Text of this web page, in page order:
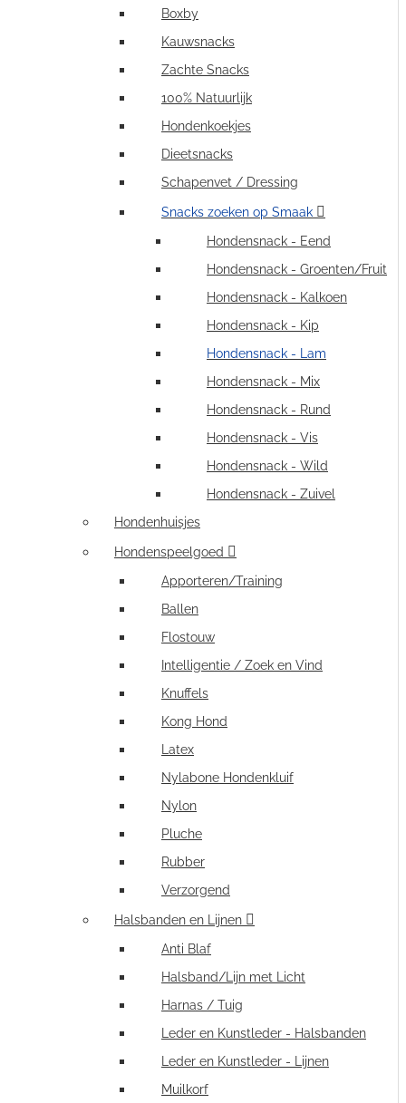
Boxby
Kauwsnacks
Zachte Snacks
100% Natuurlijk
Hondenkoekjes
Dieetsnacks
Schapenvet / Dressing
Snacks zoeken op Smaak
Hondensnack - Eend
Hondensnack - Groenten/Fruit
Hondensnack - Kalkoen
Hondensnack - Kip
Hondensnack - Lam
Hondensnack - Mix
Hondensnack - Rund
Hondensnack - Vis
Hondensnack - Wild
Hondensnack - Zuivel
Hondenhuisjes
Hondenspeelgoed
Apporteren/Training
Ballen
Flostouw
Intelligentie / Zoek en Vind
Knuffels
Kong Hond
Latex
Nylabone Hondenkluif
Nylon
Pluche
Rubber
Verzorgend
Halsbanden en Lijnen
Anti Blaf
Halsband/Lijn met Licht
Harnas / Tuig
Leder en Kunstleder - Halsbanden
Leder en Kunstleder - Lijnen
Muilkorf